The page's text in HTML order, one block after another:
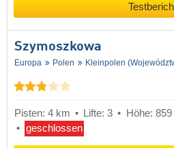
Szymoszkowa
Europa Polen Kleinpolen
Pisten: 4 km Lifte: 3 Höhe:
geschlossen